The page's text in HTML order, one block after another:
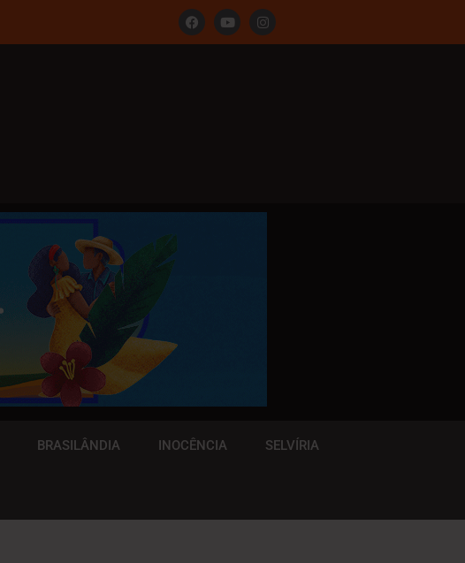
BRASILÂNDIA INOCÊNCIA SELVÍRIA